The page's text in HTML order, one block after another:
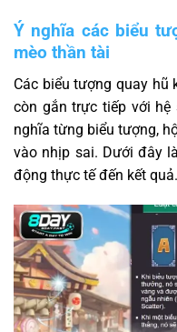
Ý nghĩa các biểu
mèo thần tài
Các biểu tượng quay hũ
còn gắn trực tiếp với
nghĩa từng biểu tượng,
vào nhịp sai. Dưới đây
động thực tế đến kết quả.